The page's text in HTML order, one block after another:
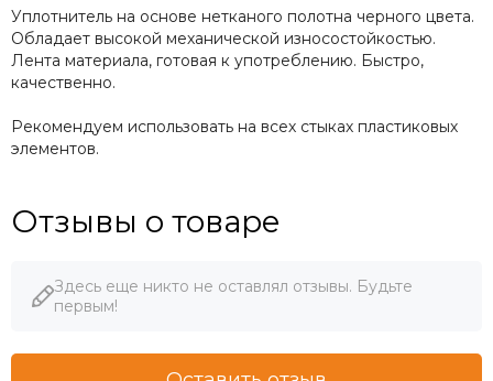
Уплотнитель на основе нетканого полотна черного цвета.
Обладает высокой механической износостойкостью.
Лента материала, готовая к употреблению. Быстро,
качественно.
Рекомендуем использовать на всех стыках пластиковых
элементов.
Отзывы о товаре
Здесь еще никто не оставлял отзывы. Будьте
первым!